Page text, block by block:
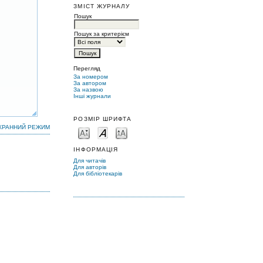
ЗМІСТ ЖУРНАЛУ
Пошук
Пошук за критерієм
Перегляд
За номером
За автором
За назвою
Інші журнали
РОЗМІР ШРИФТА
ІНФОРМАЦІЯ
Для читачів
Для авторів
Для бібліотекарів
РЕЖИМ